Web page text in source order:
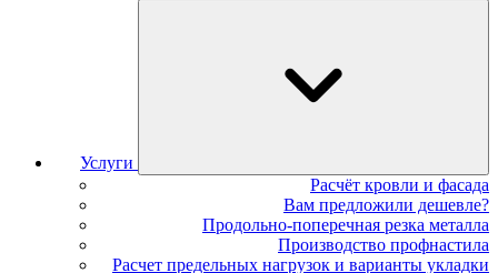
Услуги
Расчёт кровли и фасада
Вам предложили дешевле?
Продольно-поперечная резка металла
Производство профнастила
Расчет предельных нагрузок и варианты укладки